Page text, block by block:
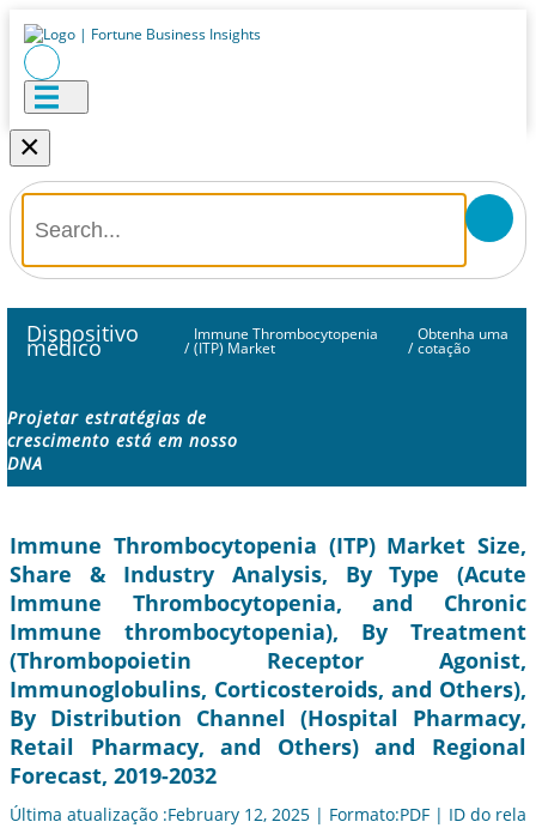
×
Dispositivo
médico /
Immune Thrombocytopenia
(ITP) Market /
Obtenha uma
cotação
Projetar estratégias de
crescimento está em nosso
DNA
Immune Thrombocytopenia (ITP) Market Size,
Share & Industry Analysis, By Type (Acute
Immune Thrombocytopenia, and Chronic
Immune thrombocytopenia), By Treatment
(Thrombopoietin Receptor Agonist,
Immunoglobulins, Corticosteroids, and Others),
By Distribution Channel (Hospital Pharmacy,
Retail Pharmacy, and Others) and Regional
Forecast, 2019-2032
Última atualização :February 12, 2025 | Formato:PDF | ID do